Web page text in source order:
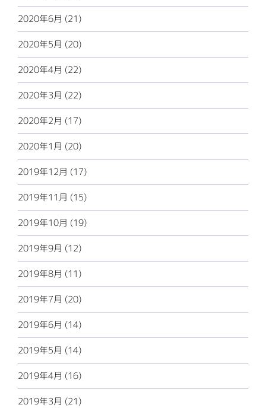
2020年6月 (21)
2020年5月 (20)
2020年4月 (22)
2020年3月 (22)
2020年2月 (17)
2020年1月 (20)
2019年12月 (17)
2019年11月 (15)
2019年10月 (19)
2019年9月 (12)
2019年8月 (11)
2019年7月 (20)
2019年6月 (14)
2019年5月 (14)
2019年4月 (16)
2019年3月 (21)